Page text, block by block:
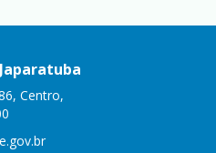
Centro,